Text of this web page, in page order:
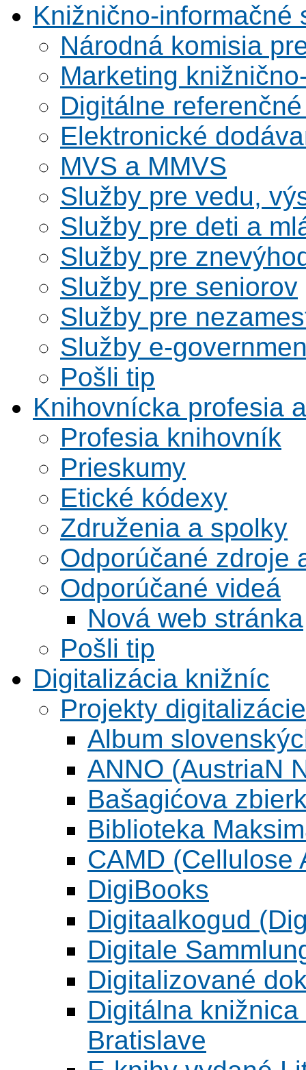
Knižnično-informačné
Národná komisia
Marketing
Digitálne
Elektronické
MVS a MMVS
Služby pre vedu,
Služby pre deti a
Služby pre
Služby pre seniorov
Služby pre
Služby e-
Pošli tip
Knihovnícka profesia
Profesia knihovník
Prieskumy
Etické kódexy
Združenia a spolky
Odporúčané zdroje
Odporúčané videá
Nová web stránka
Pošli tip
Digitalizácia knižníc
Projekty digitalizácie
Album
ANNO (AustriaN
Bašagićova
Biblioteka
CAMD (Cellulose
DigiBooks
Digitaalkogud
Digitale
Digitalizované
Digitálna
Bratislave